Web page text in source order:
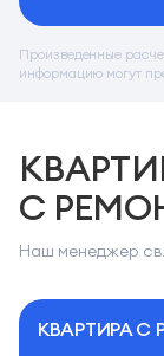
Произведенные
информацию могут
С
Наш менеджер
КВАРТИРА С